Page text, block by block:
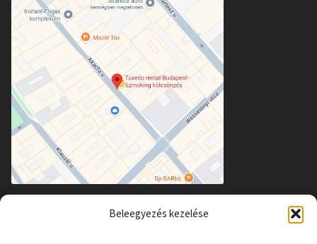
Beleegyezés kezelése